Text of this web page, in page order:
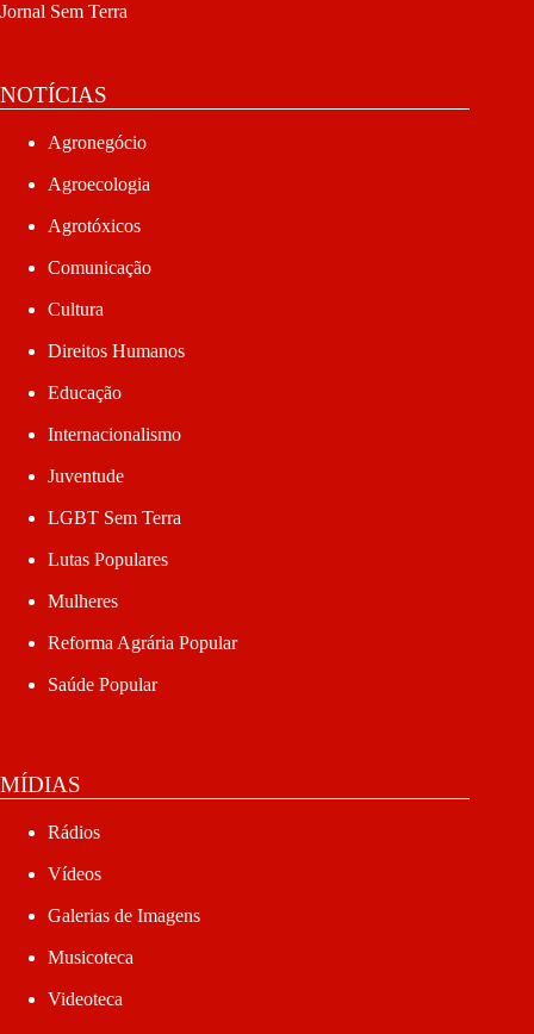
Jornal Sem Terra
NOTÍCIAS
Agronegócio
Agroecologia
Agrotóxicos
Comunicação
Cultura
Direitos Humanos
Educação
Internacionalismo
Juventude
LGBT Sem Terra
Lutas Populares
Mulheres
Reforma Agrária Popular
Saúde Popular
MÍDIAS
Rádios
Vídeos
Galerias de Imagens
Musicoteca
Videoteca